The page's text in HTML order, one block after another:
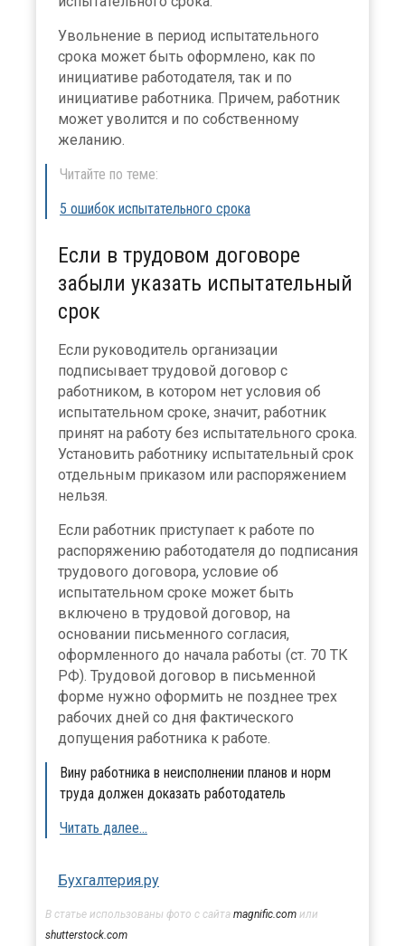
Увольнение в период испытательного
срока может быть оформлено, как по
инициативе работодателя, так и по
инициативе работника. Причем, работник
может уволится и по собственному
желанию.
Читайте по теме:
5 ошибок испытательного срока
Если в трудовом договоре
забыли указать испытательный
срок
Если руководитель организации
подписывает трудовой договор с
работником, в котором нет условия об
испытательном сроке, значит, работник
принят на работу без испытательного срока.
Установить работнику испытательный срок
отдельным приказом или распоряжением
нельзя.
Если работник приступает к работе по
распоряжению работодателя до подписания
трудового договора, условие об
испытательном сроке может быть
включено в трудовой договор, на
основании письменного согласия,
оформленного до начала работы (ст. 70 ТК
РФ). Трудовой договор в письменной
форме нужно оформить не позднее трех
рабочих дней со дня фактического
допущения работника к работе.
Вину работника в неисполнении планов и норм
труда должен доказать работодатель
Читать далее...
Бухгалтерия.ру
В статье использованы фото с сайта magnific.com или
shutterstock.com